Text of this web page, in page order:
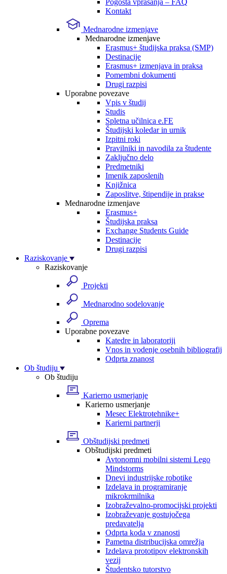
Pogosta vprašanja – FAQ
Kontakt
Mednarodne izmenjave
Mednarodne izmenjave
Erasmus+ študijska praksa (SMP)
Destinacije
Erasmus+ izmenjava in praksa
Pomembni dokumenti
Drugi razpisi
Uporabne povezave
Vpis v študij
Studis
Spletna učilnica e.FE
Študijski koledar in urnik
Izpitni roki
Pravilniki in navodila za študente
Zaključno delo
Predmetniki
Imenik zaposlenih
Knjižnica
Zaposlitve, štipendije in prakse
Mednarodne izmenjave
Erasmus+
Študijska praksa
Exchange Students Guide
Destinacije
Drugi razpisi
Raziskovanje
Raziskovanje
Projekti
Mednarodno sodelovanje
Oprema
Uporabne povezave
Katedre in laboratoriji
Vnos in vodenje osebnih bibliografij
Odprta znanost
Ob študiju
Ob študiju
Karierno usmerjanje
Karierno usmerjanje
Mesec Elektrotehnike+
Karierni partnerji
Obštudijski predmeti
Obštudijski predmeti
Avtonomni mobilni sistemi Lego
Mindstorms
Dnevi industrijske robotike
Izdelava in programiranje
mikrokrmilnika
Izobraževalno-promocijski projekti
Izobraževanje gostujočega
predavatelja
Odprta koda v znanosti
Pametna distribucijska omrežja
Izdelava prototipov elektronskih
vezij
Študentsko tutorstvo